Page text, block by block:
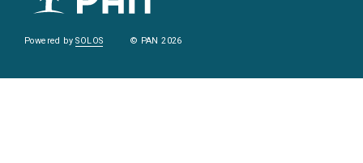
Powered bySOLOS © PAN 2026